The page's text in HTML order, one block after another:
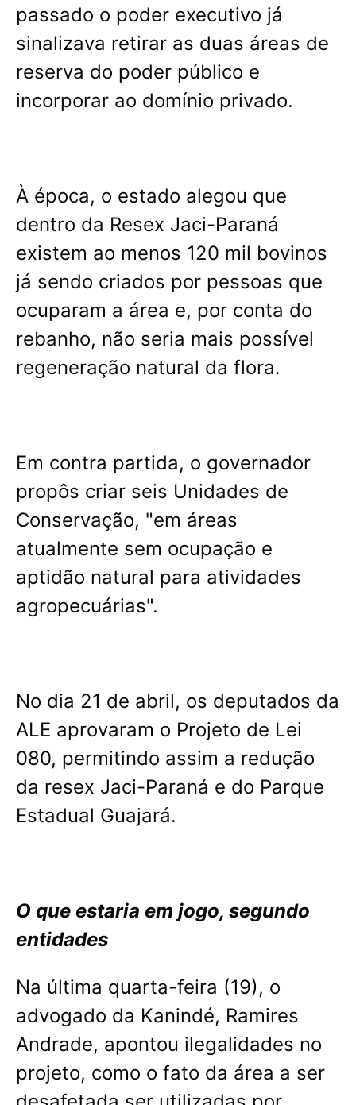
passado o poder executivo já
sinalizava retirar as duas áreas de
reserva do poder público e
incorporar ao domínio privado.
À época, o estado alegou que
dentro da Resex Jaci-Paraná
existem ao menos 120 mil bovinos
já sendo criados por pessoas que
ocuparam a área e, por conta do
rebanho, não seria mais possível
regeneração natural da flora.
Em contra partida, o governador
propôs criar seis Unidades de
Conservação, "em áreas
atualmente sem ocupação e
aptidão natural para atividades
agropecuárias".
No dia 21 de abril, os deputados da
ALE aprovaram o Projeto de Lei
080, permitindo assim a redução
da resex Jaci-Paraná e do Parque
Estadual Guajará.
O que estaria em jogo, segundo
entidades
Na última quarta-feira (19), o
advogado da Kanindé, Ramires
Andrade, apontou ilegalidades no
projeto, como o fato da área a ser